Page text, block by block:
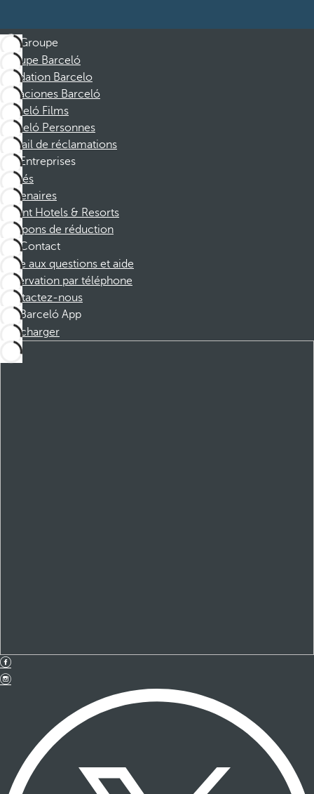
Groupe
Groupe Barceló
Fondation Barcelo
Vacaciones Barceló
Barceló Films
Barceló Personnes
Portail de réclamations
Entreprises
Affiliés
Partenaires
Dorint Hotels & Resorts
Coupons de réduction
Contact
Foire aux questions et aide
Réservation par téléphone
Contactez-nous
Barceló App
Télécharger